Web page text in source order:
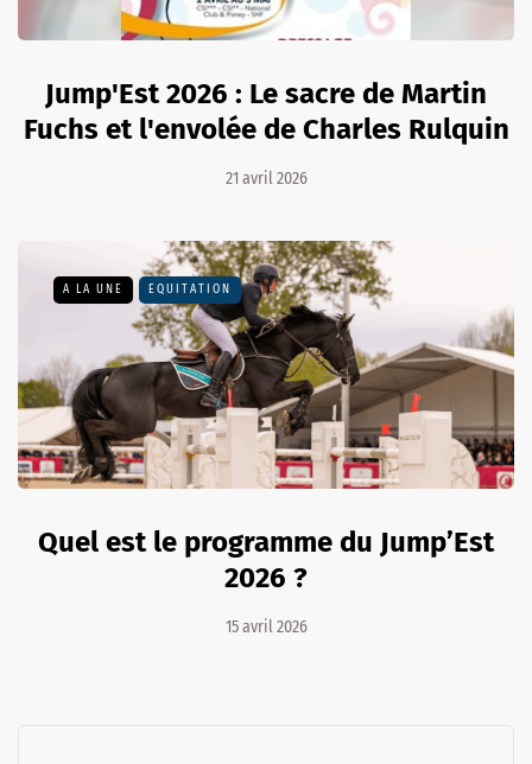
Jump'Est 2026 : Le sacre de Martin
Fuchs et l'envolée de Charles Rulquin
21 avril 2026
A LA UNE EQUITATION
Quel est le programme du Jump’Est
2026 ?
15 avril 2026